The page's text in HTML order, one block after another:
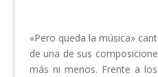
«Pero queda la música»
de una de sus
más ni menos. Frente a